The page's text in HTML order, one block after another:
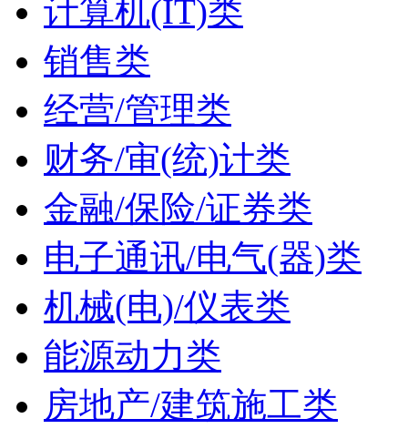
计算机(IT)类
销售类
经营/管理类
财务/审(统)计类
金融/保险/证券类
电子通讯/电气(器)类
机械(电)/仪表类
能源动力类
房地产/建筑施工类